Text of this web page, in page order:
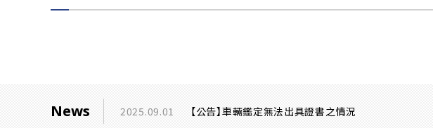
News 2025.09.01 【公告】車輛鑑定無法出具證書之情況